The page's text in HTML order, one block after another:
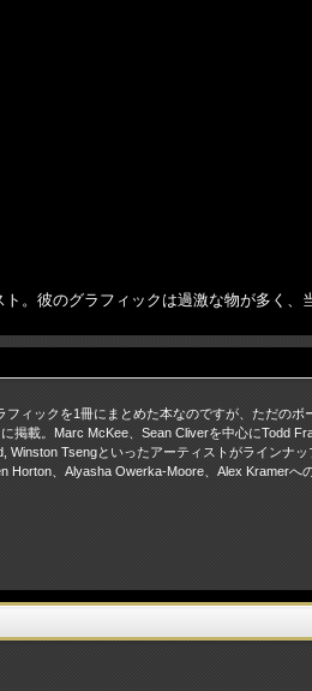
。彼のグラフィックは過激な物が多く、
ィックを1冊にまとめた本なのですが、ただのボ
載。Marc McKee、Sean Cliverを中心にTodd
Winston Tsengといったアーティストがラインナ
、Alyasha Owerka-Moore、Alex Kramerへ